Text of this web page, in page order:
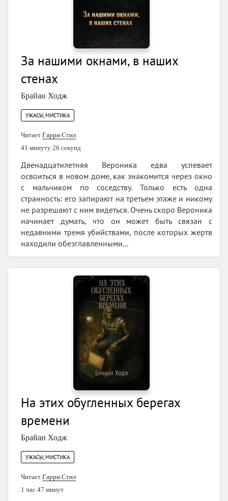
За нашими окнами, в наших
стенах
Брайан Ходж
УЖАСЫ, МИСТИКА
Читает Гарри Стил
41 минуту 26 секунд
Двенадцатилетняя Вероника едва успевает
освоиться в новом доме, как знакомится через окно
с мальчиком по соседству. Только есть одна
странность: его запирают на третьем этаже и никому
не разрешают с ним видеться. Очень скоро Вероника
начинает думать, что он может быть связан с
недавними тремя убийствами, после которых жертв
находили обезглавленными...
На этих обугленных берегах
времени
Брайан Ходж
УЖАСЫ, МИСТИКА
Читает Гарри Стил
1 час 47 минут